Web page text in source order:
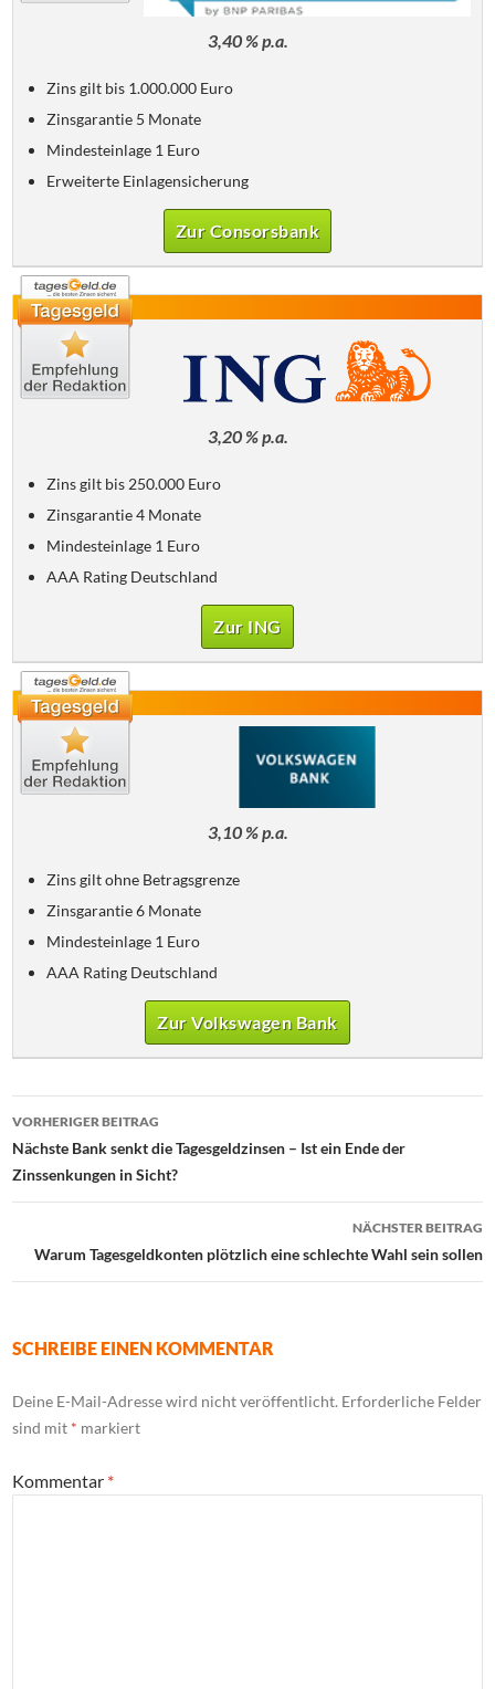
3,40 % p.a.
Zins gilt bis 1.000.000 Euro
Zinsgarantie 5 Monate
Mindesteinlage 1 Euro
Erweiterte Einlagensicherung
Zur Consorsbank
3,20 % p.a.
Zins gilt bis 250.000 Euro
Zinsgarantie 4 Monate
Mindesteinlage 1 Euro
AAA Rating Deutschland
Zur ING
3,10 % p.a.
Zins gilt ohne Betragsgrenze
Zinsgarantie 6 Monate
Mindesteinlage 1 Euro
AAA Rating Deutschland
Zur Volkswagen Bank
Beitrags-
Navigation
VORHERIGER BEITRAG
Nächste Bank senkt die Tagesgeldzinsen – Ist ein Ende der
Zinssenkungen in Sicht?
NÄCHSTER BEITRAG
Warum Tagesgeldkonten plötzlich eine schlechte Wahl sein sollen
SCHREIBE EINEN KOMMENTAR
Deine E-Mail-Adresse wird nicht veröffentlicht. Erforderliche Felder
sind mit * markiert
Kommentar *